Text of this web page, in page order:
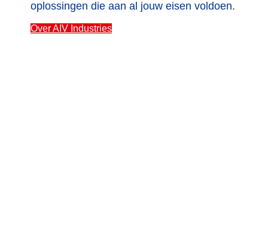
oplossingen die aan al jouw eisen voldoen.
Over AIV Industries